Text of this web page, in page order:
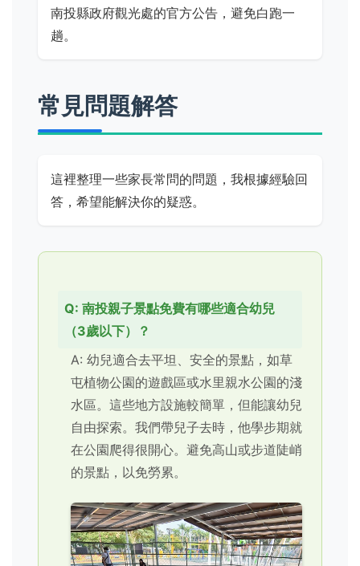
南投縣政府觀光處的官方公告，避免白跑一
趟。
常見問題解答
這裡整理一些家長常問的問題，我根據經驗回
答，希望能解決你的疑惑。
Q: 南投親子景點免費有哪些適合幼兒
（3歲以下）？
A: 幼兒適合去平坦、安全的景點，如草
屯植物公園的遊戲區或水里親水公園的淺
水區。這些地方設施較簡單，但能讓幼兒
自由探索。我們帶兒子去時，他學步期就
在公園爬得很開心。避免高山或步道陡峭
的景點，以免勞累。